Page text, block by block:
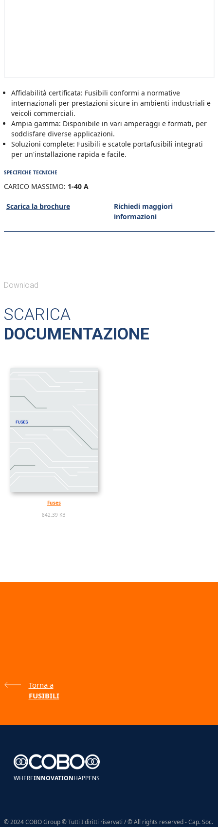
Affidabilità certificata: Fusibili conformi a normative
internazionali per prestazioni sicure in ambienti industriali e
veicoli commerciali.
Ampia gamma: Disponibile in vari amperaggi e formati, per
soddisfare diverse applicazioni.
Soluzioni complete: Fusibili e scatole portafusibili integrati
per un'installazione rapida e facile.
SPECIFICHE TECNICHE
CARICO MASSIMO: 1-40 A
Scarica la brochure
Richiedi maggiori
informazioni
Download
SCARICA
DOCUMENTAZIONE
Fuses
842.39 KB
Torna a
FUSIBILI
WHEREINNOVATIONHAPPENS
© 2024 COBO Group © Tutti I diritti riservati / © All rights reserved - Cap. Soc.